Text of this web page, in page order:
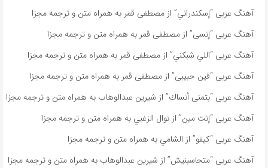
آهنگ عربی “إسكندراني” از مصطفى قمر به همراه متن و ترجمه مجزا
آهنگ عربی “إنسى” از مصطفى قمر به همراه متن و ترجمه مجزا
آهنگ عربی “اللي شبكني” از مصطفى قمر به همراه متن و ترجمه مجزا
آهنگ عربی “فين حبيبى” از مصطفى قمر به همراه متن و ترجمه مجزا
آهنگ عربی “بتمنى أنساك” از شیرین عبدالوهاب به همراه متن و ترجمه مجزا
آهنگ عربی “إنت مين” از نوال الزغبي به همراه متن و ترجمه مجزا
آهنگ عربی “كيفو” از الشامي به همراه متن و ترجمه مجزا
آهنگ عربی “متحاسبنیش” از شیرین عبدالوهاب به همراه متن و ترجمه مجزا